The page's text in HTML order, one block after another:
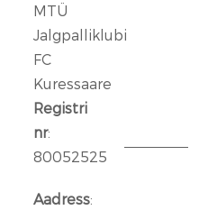
MTÜ
Jalgpalliklubi
FC
Kuressaare
Registri
nr:
80052525
Aadress: